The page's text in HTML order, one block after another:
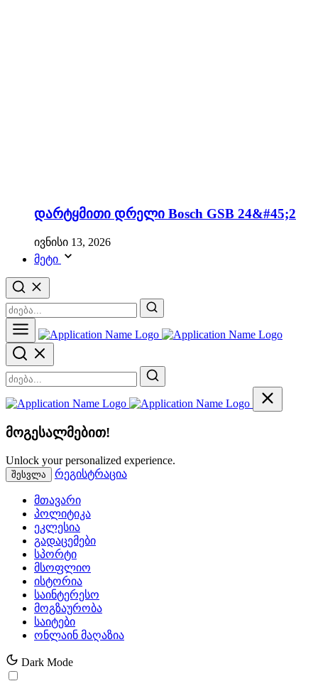
დარტყმითი დრელი Bosch GSB 24&#45;2
ივნისი 13, 2026
მეტი
მოგესალმებით!
Unlock your personalized experience.
შესვლა რეგისტრაცია
მთავარი
პოლიტიკა
ეკლესია
გადაცემები
სპორტი
მსოფლიო
ისტორია
საინტერესო
მოგზაურობა
საიტები
ონლაინ მაღაზია
Dark Mode